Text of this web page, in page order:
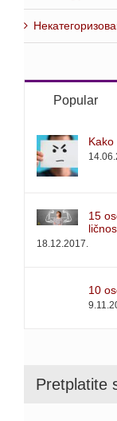
Popular
15
18.12.2017.
10
Pretplatite